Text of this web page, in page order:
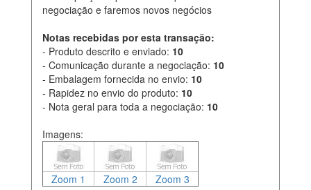
negociação e faremos novos negócios
Notas recebidas por esta transação:
- Produto descrito e enviado: 10
- Comunicação durante a negociação: 10
- Embalagem fornecida no envio: 10
- Rapidez no envio do produto: 10
- Nota geral para toda a negociação: 10
Imagens:
Zoom 1 Zoom 2 Zoom 3